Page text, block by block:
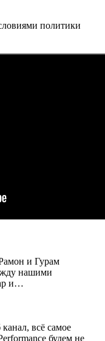
политики
и Гурам
нашими
и…
всё самое
будем не